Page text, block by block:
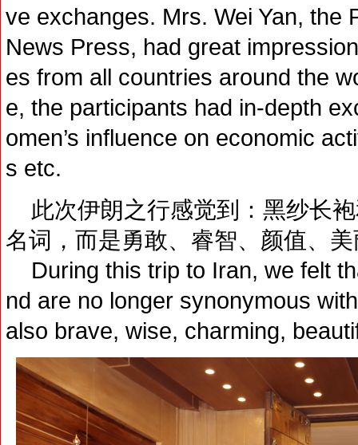
ve exchanges. Mrs. Wei Yan, the
News Press, had great
es from all countries around the
e, the participants had in-depth
omen’s influence on economic
s etc.
此次伊朗之行感觉到：黑纱长
名词，而是勇敢、睿智、颜值、
During this trip to Iran, we felt
nd are no longer synonymous
also brave, wise, charming,